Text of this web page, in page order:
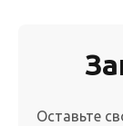
Оставьте